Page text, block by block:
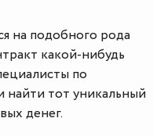
на подобного рода
какой-нибудь
по
найти тот уникальный
денег.